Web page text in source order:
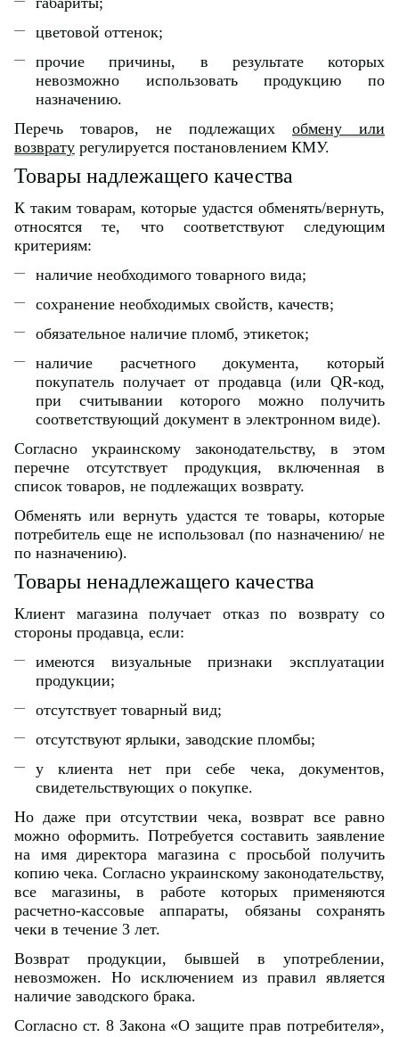
цветовой оттенок;
прочие причины, в результате которых
невозможно использовать продукцию по
назначению.
Перечь товаров, не подлежащих обмену или
возврату регулируется постановлением КМУ.
Товары надлежащего качества
К таким товарам, которые удастся обменять/вернуть,
относятся те, что соответствуют следующим
критериям:
наличие необходимого товарного вида;
сохранение необходимых свойств, качеств;
обязательное наличие пломб, этикеток;
наличие расчетного документа, который
покупатель получает от продавца (или QR-код,
при считывании которого можно получить
соответствующий документ в электронном виде).
Согласно украинскому законодательству, в этом
перечне отсутствует продукция, включенная в
список товаров, не подлежащих возврату.
Обменять или вернуть удастся те товары, которые
потребитель еще не использовал (по назначению/ не
по назначению).
Товары ненадлежащего качества
Клиент магазина получает отказ по возврату со
стороны продавца, если:
имеются визуальные признаки эксплуатации
продукции;
отсутствует товарный вид;
отсутствуют ярлыки, заводские пломбы;
у клиента нет при себе чека, документов,
свидетельствующих о покупке.
Но даже при отсутствии чека, возврат все равно
можно оформить. Потребуется составить заявление
на имя директора магазина с просьбой получить
копию чека. Согласно украинскому законодательству,
все магазины, в работе которых применяются
расчетно-кассовые аппараты, обязаны сохранять
чеки в течение 3 лет.
Возврат продукции, бывшей в употреблении,
невозможен. Но исключением из правил является
наличие заводского брака.
Согласно ст. 8 Закона «О защите прав потребителя»,